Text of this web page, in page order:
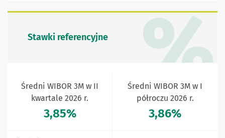
Stawki referencyjne
Średni WIBOR 3M w II
kwartale 2026 r.
3,85%
Średni WIBOR 3M w I
półroczu 2026 r.
3,86%